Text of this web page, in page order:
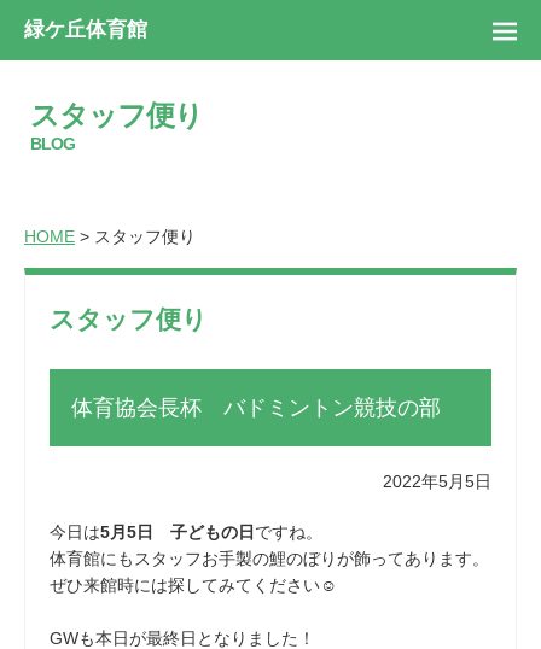
緑ケ丘体育館
スタッフ便り
BLOG
HOME > スタッフ便り
スタッフ便り
体育協会長杯 バドミントン競技の部
2022年5月5日
今日は5月5日 子どもの日 ですね。
体育館にもスタッフお手製の鯉のぼりが飾ってあります。
ぜひ来館時には探してみてください☺
GWも本日が最終日となりました！